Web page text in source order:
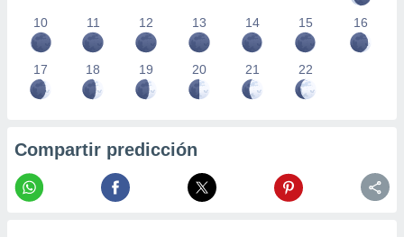
10 11 12 13 14 15 16
17 18 19 20 21 22
Compartir predicción